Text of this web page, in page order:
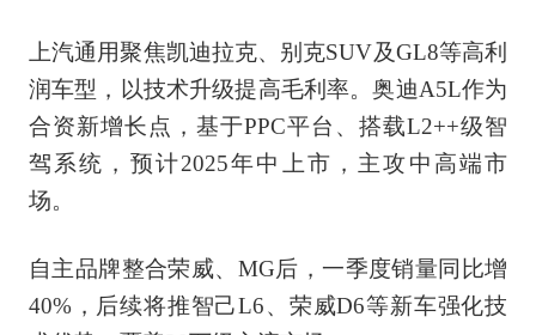
上汽通用聚焦凯迪拉克、别克SUV及GL8等高利
润车型，以技术升级提高毛利率。奥迪A5L作为
合资新增长点，基于PPC平台、搭载L2++级智
驾系统，预计2025年中上市，主攻中高端市
场。
自主品牌整合荣威、MG后，一季度销量同比增
40%，后续将推智己L6、荣威D6等新车强化技